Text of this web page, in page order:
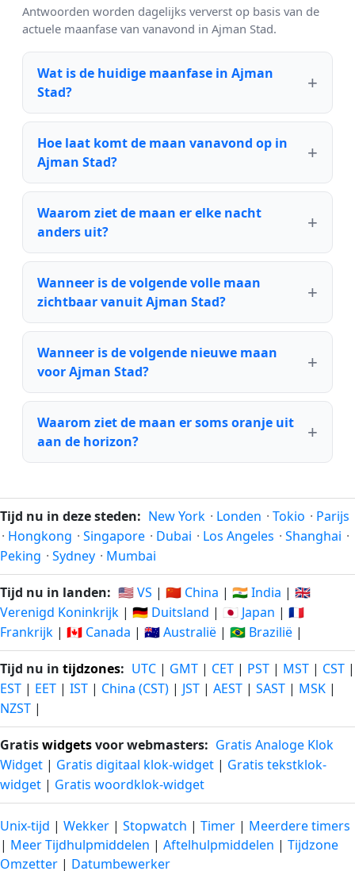
Antwoorden worden dagelijks ververst op basis van de
actuele maanfase van vanavond in Ajman Stad.
Wat is de huidige maanfase in Ajman
Stad?
Hoe laat komt de maan vanavond op in
Ajman Stad?
Waarom ziet de maan er elke nacht
anders uit?
Wanneer is de volgende volle maan
zichtbaar vanuit Ajman Stad?
Wanneer is de volgende nieuwe maan
voor Ajman Stad?
Waarom ziet de maan er soms oranje uit
aan de horizon?
Tijd nu in deze steden: New York · Londen · Tokio · Parijs
· Hongkong · Singapore · Dubai · Los Angeles · Shanghai ·
Peking · Sydney · Mumbai
Tijd nu in landen: 🇺🇸 VS | 🇨🇳 China | 🇮🇳 India | 🇬🇧
Verenigd Koninkrijk | 🇩🇪 Duitsland | 🇯🇵 Japan | 🇫🇷
Frankrijk | 🇨🇦 Canada | 🇦🇺 Australië | 🇧🇷 Brazilië |
Tijd nu in tijdzones: UTC | GMT | CET | PST | MST | CST |
EST | EET | IST | China (CST) | JST | AEST | SAST | MSK |
NZST |
Gratiswidgetsvoor webmasters: Gratis Analoge Klok
Widget | Gratis digitaal klok-widget | Gratis tekstklok-
widget | Gratis woordklok-widget
Unix-tijd | Wekker | Stopwatch | Timer | Meerdere timers
| Meer Tijdhulpmiddelen | Aftelhulpmiddelen | Tijdzone
Omzetter | Datumbewerker